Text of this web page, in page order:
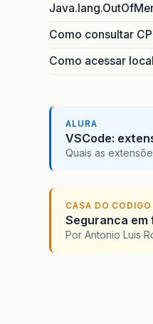
Como consultar
Como acessar
ALURA
VSCode:
Quais as
CASA DO CODIGO
Seguranca
Por Antonio Luis